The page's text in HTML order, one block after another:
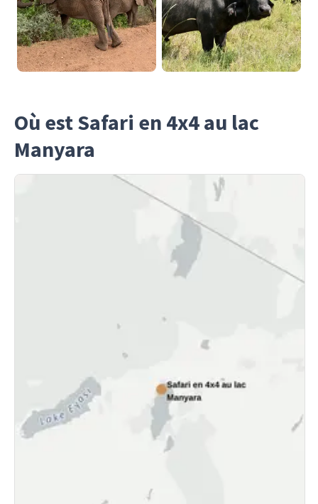
Où est Safari en 4x4 au lac
Manyara